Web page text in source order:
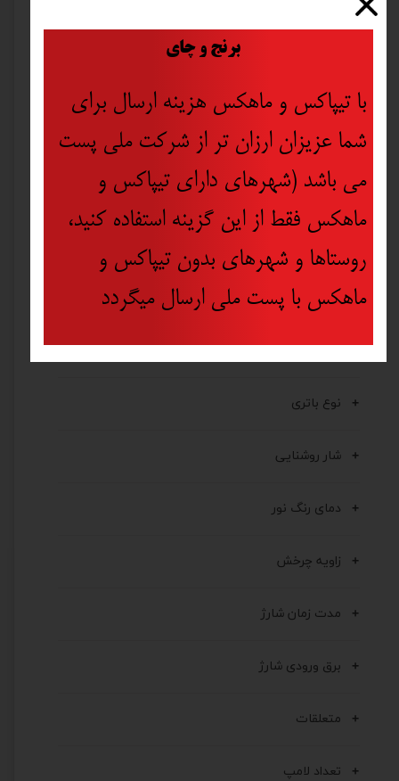
انتخاب رنگ
انتخاب گارانتی
مدت زمان کاری
نوع روشنایی
وضوح نوردهی
توان
باتری
نوع باتری
شار روشنایی
دمای رنگ نور
زاویه چرخش
مدت زمان شارژ
برق ورودی شارژ
متعلقات
تعداد لامپ
برنج و چای
با تیپاکس و ماهکس هزینه ارسال برای
شما عزیزان ارزان تر از شرکت ملی پست
می باشد (شهرهای دارای تیپاکس و
ماهکس فقط از این گزینه استفاده کنید،
روستاها و شهرهای بدون تیپاکس و
ماهکس با پست ملی ارسال میگردد